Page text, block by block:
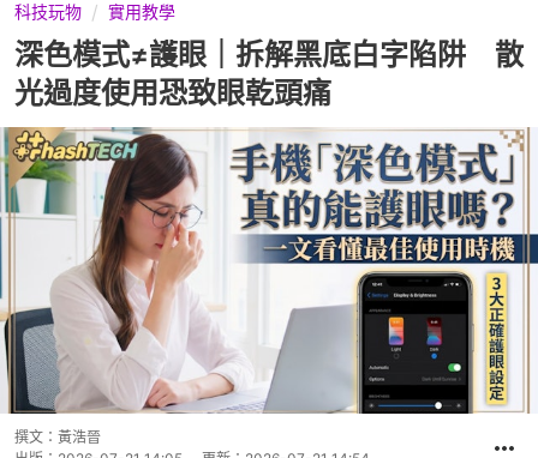
科技玩物 實用教學
深色模式≠護眼｜拆解黑底白字陷阱 散
光過度使用恐致眼乾頭痛
撰文： 黃浩晉